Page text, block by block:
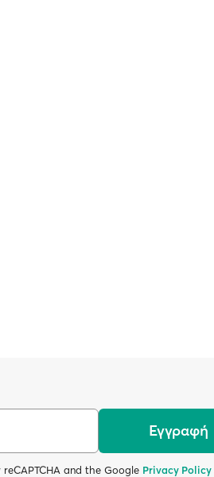
Εγγραφή
and the Google Privacy Policy